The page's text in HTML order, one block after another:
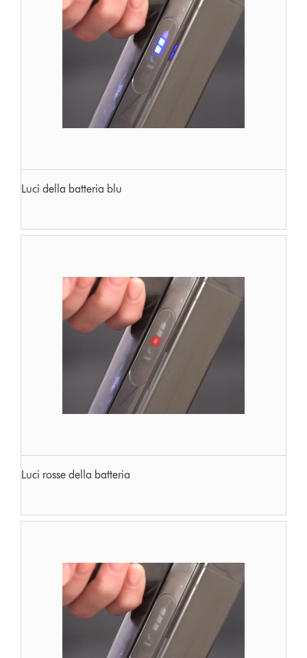
Luci della batteria blu
Luci rosse della batteria